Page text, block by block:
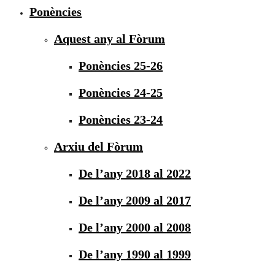
Ponències
Aquest any al Fòrum
Ponències 25-26
Ponències 24-25
Ponències 23-24
Arxiu del Fòrum
De l’any 2018 al 2022
De l’any 2009 al 2017
De l’any 2000 al 2008
De l’any 1990 al 1999